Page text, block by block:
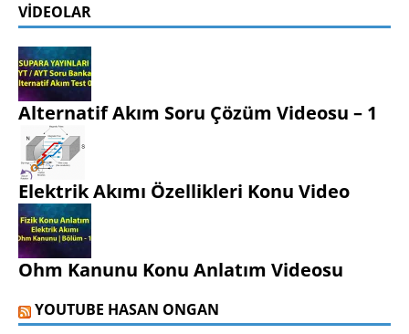
VIDEOLAR
Alternatif Akım Soru Çözüm Videosu – 1
Elektrik Akımı Özellikleri Konu Video
Ohm Kanunu Konu Anlatım Videosu
YOUTUBE HASAN ONGAN